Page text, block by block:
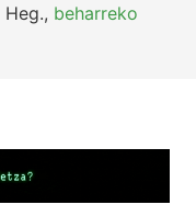
Heg., beharreko